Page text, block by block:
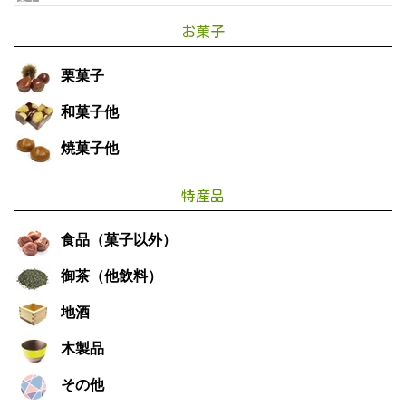
お菓子
栗菓子
和菓子他
焼菓子他
特産品
食品（菓子以外）
御茶（他飲料）
地酒
木製品
その他